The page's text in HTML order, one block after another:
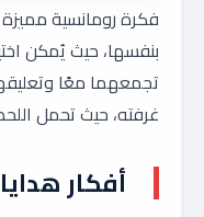
فكرة رومانسية
بنفسها، حيث يُمكن
تجمعهما معًا
غرفته، حيث تحمل
أفكار